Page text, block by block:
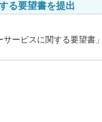
る要望書を提出
サービスに関する要望書